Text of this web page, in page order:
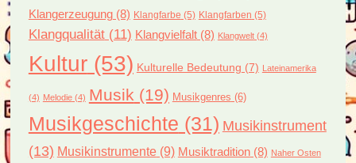
Klangerzeugung(8) Klangfarbe (5) Klangfarben (5)
Klangqualität(11) Klangvielfalt(8) Klangwelt(4)
Kultur(53) Kulturelle Bedeutung (7) Lateinamerika
(4) Melodie(4) Musik (19) Musikgenres (6)
Musikgeschichte (31) Musikinstrument
(13) Musikinstrumente(9) Musiktradition(8) Naher Osten